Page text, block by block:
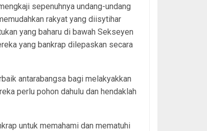
sepenuhnya undang-undang
rakyat yang diisytihar
yang baharu di bawah Sekseyen
yang bankrap dilepaskan secara
antarabangsa bagi melakyakkan
perlu pohon dahulu dan hendaklah
untuk memahami dan mematuhi